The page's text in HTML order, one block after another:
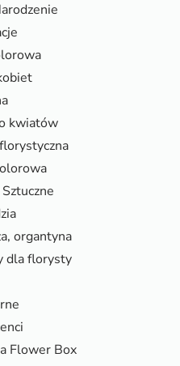
kwiatów
organtyna
dla florysty
Flower Box